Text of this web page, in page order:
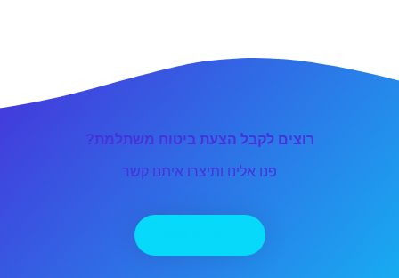
רוצים לקבל הצעת ביטוח משתלמת?
פנו אלינו ותיצרו איתנו קשר